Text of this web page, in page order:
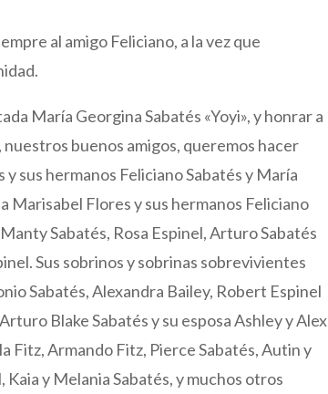
al amigo Feliciano, a la vez que
María Georgina Sabatés «Yoyi», y honrar a
buenos amigos, queremos hacer
sus hermanos Feliciano Sabatés y María
Marisabel Flores y sus hermanos Feliciano
Sabatés, Rosa Espinel, Arturo Sabatés
Sus sobrinos y sobrinas sobrevivientes
Sabatés, Alexandra Bailey, Robert Espinel
Blake Sabatés y su esposa Ashley y Alex
Fitz, Armando Fitz, Pierce Sabatés, Autin y
y Melania Sabatés, y muchos otros